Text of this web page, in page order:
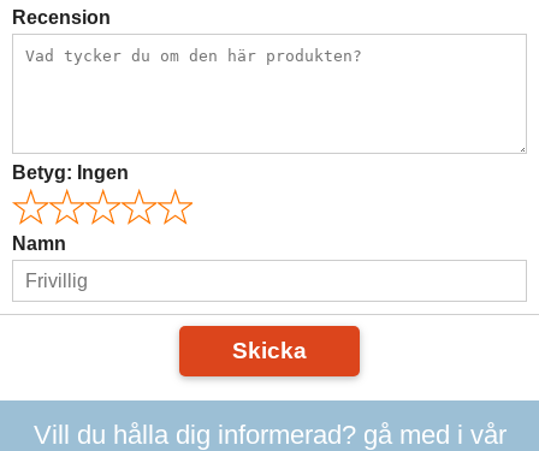
Recension
Betyg: Ingen
Namn
Skicka
Vill du hålla dig informerad? gå med i vår